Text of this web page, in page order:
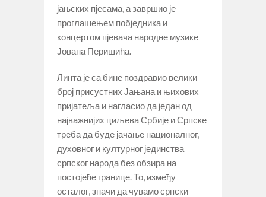
јањских пјесама, а завршио је
проглашењем побједника и
концертом пјевача народне музике
Јована Перишића.
Линта је са бине поздравио велики
број присустних Јањана и њихових
пријатеља и нагласио да један од
најважнијих циљева Србије и Српске
треба да буде јачање националног,
духовног и културног јединства
српског народа без обзира на
постојеће границе. То, између
осталог, значи да чувамо српски